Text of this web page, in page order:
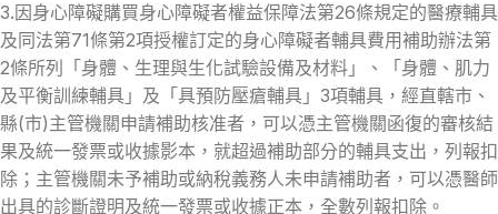
3.因身心障礙購買身心障礙者權益保障法第26條規定的醫療輔具
及同法第71條第2項授權訂定的身心障礙者輔具費用補助辦法第
2條所列「身體、生理與生化試驗設備及材料」、「身體、肌力
及平衡訓練輔具」及「具預防壓瘡輔具」3項輔具，經直轄市、
縣(市)主管機關申請補助核准者，可以憑主管機關函復的審核結
果及統一發票或收據影本，就超過補助部分的輔具支出，列報扣
除；主管機關未予補助或納稅義務人未申請補助者，可以憑醫師
出具的診斷證明及統一發票或收據正本，全數列報扣除。